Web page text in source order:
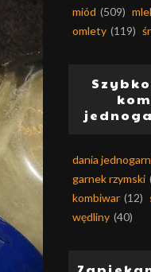
miód (509)
omlety (119)
dania
garnek rzymski
kombiwar (12)
wędliny (40)